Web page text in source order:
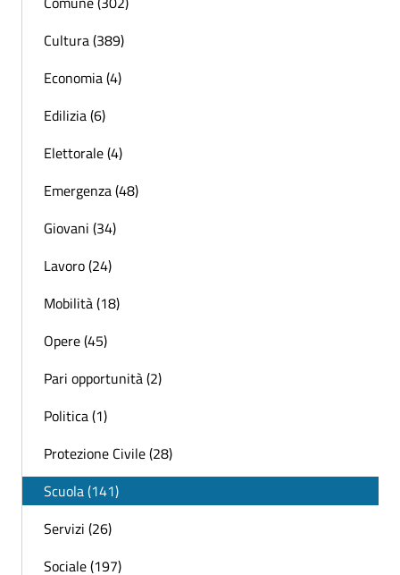
Cultura (389)
Economia (4)
Edilizia (6)
Elettorale (4)
Emergenza (48)
Giovani (34)
Lavoro (24)
Mobilità (18)
Opere (45)
Pari opportunità (2)
Politica (1)
Protezione Civile (28)
Scuola (141)
Servizi (26)
Sociale (197)